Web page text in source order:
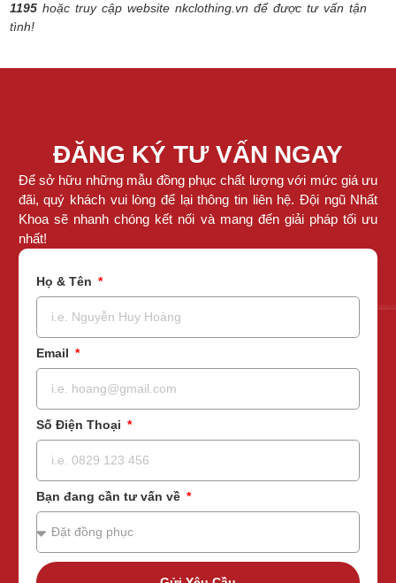
1195 hoặc truy cập website nkclothing.vn để được tư vấn tận
tình!
ĐĂNG KÝ TƯ VẤN NGAY
Để sở hữu những mẫu đồng phục chất lượng với mức giá ưu
đãi, quý khách vui lòng để lại thông tin liên hệ. Đội ngũ Nhất
Khoa sẽ nhanh chóng kết nối và mang đến giải pháp tối ưu
nhất!
Họ & Tên
Email
Số Điện Thoại
Bạn đang cần tư vấn về